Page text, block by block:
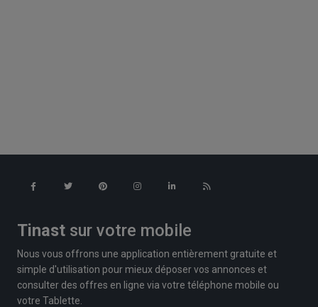
Tinast sur votre mobile
Nous vous offrons une application entièrement gratuite et
simple d'utilisation pour mieux déposer vos annonces et
consulter des offres en ligne via votre téléphone mobile ou
votre Tablette.